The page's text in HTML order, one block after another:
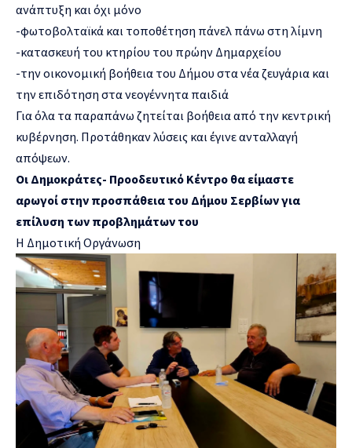
ανάπτυξη και όχι μόνο
-φωτοβολταϊκά και τοποθέτηση πάνελ πάνω στη λίμνη
-κατασκευή του κτηρίου του πρώην Δημαρχείου
-την οικονομική βοήθεια του Δήμου στα νέα ζευγάρια και
την επιδότηση στα νεογέννητα παιδιά
Για όλα τα παραπάνω ζητείται βοήθεια από την κεντρική
κυβέρνηση. Προτάθηκαν λύσεις και έγινε ανταλλαγή
απόψεων.
Οι Δημοκράτες- Προοδευτικό Κέντρο θα είμαστε
αρωγοί στην προσπάθεια του Δήμου Σερβίων για
επίλυση των προβλημάτων του
Η Δημοτική Οργάνωση